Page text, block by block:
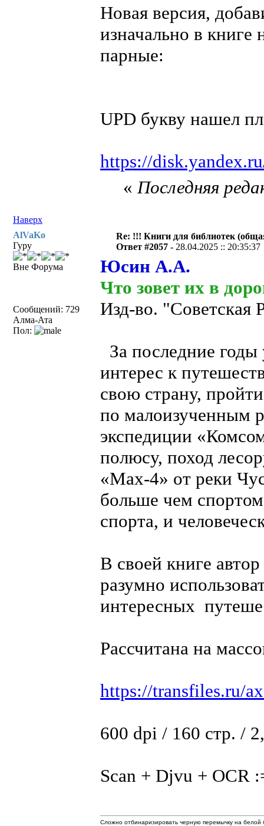
Новая версия,
изначально в
парные:
UPD букву нашел
https://
Наверх
«Последняя
AlVaKo
Гуру
Вне Форума
Сообщений: 729
Алма-Ата
Пол:
Re: !!! Книги для библиотек
Ответ #2057 - 28.04.2025 :: 20:35:37
Юсин А.А.
Что зовет их в
Изд-во. "Советская
За последние
интерес к
свою страну,
по малоизученным
экспедиции
полюсу, поход
«Мах-4» от реки
больше чем
спорта, и
В своей книге
разумно
интересных
Рассчитана на
https://transfiles.ru/
600 dpi / 160 стр. /
Scan + Djvu + OCR
Сложно отбинаризировать черную перемычку на белой